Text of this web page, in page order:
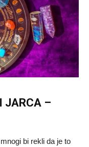
JARCA –
bi rekli da je to